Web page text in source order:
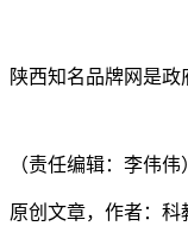
陕西知名品牌网是
（责任编辑：李伟伟
原创文章，作者：科